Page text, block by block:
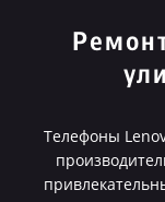
Телефоны